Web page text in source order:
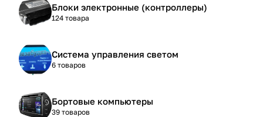
Блоки электронные (контроллеры)
124 товара
Система управления светом
6 товаров
Бортовые компьютеры
39 товаров